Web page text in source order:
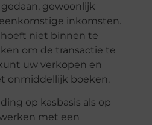
gewoonlijk
inkomsten.
niet binnen te
om de transactie te
uw verkopen en
onmiddellijk boeken.
op kasbasis als op
met een